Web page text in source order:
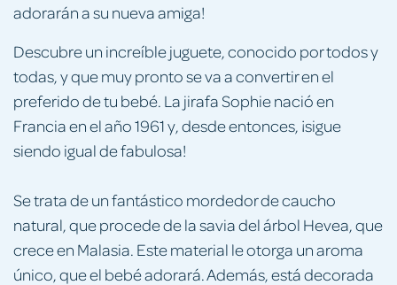
adorarán a su nueva amiga!
Descubre un increíble juguete, conocido por todos y
todas, y que muy pronto se va a convertir en el
preferido de tu bebé. La jirafa Sophie nació en
Francia en el año 1961 y, desde entonces, ¡sigue
siendo igual de fabulosa!
Se trata de un fantástico mordedor de caucho
natural, que procede de la savia del árbol Hevea, que
crece en Malasia. Este material le otorga un aroma
único, que el bebé adorará. Además, está decorada